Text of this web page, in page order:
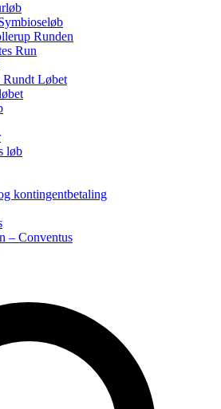
Runden
Run
Løbet
løb
kontingentbetaling
– Conventus